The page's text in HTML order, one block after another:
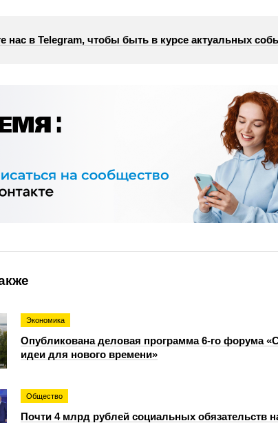
нас в Telegram, чтобы быть в курсе актуальных
Экономика
Опубликована деловая программа 6-го форума
идеи для нового времени»
Общество
Почти 4 млрд рублей социальных обязательств